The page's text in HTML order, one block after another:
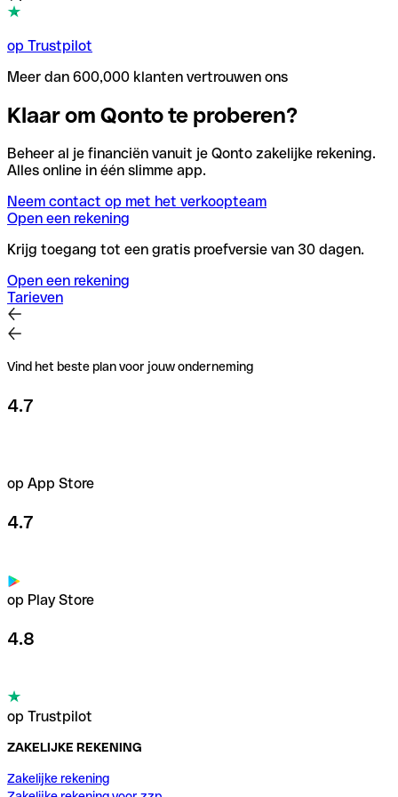
op Trustpilot
Meer dan 600,000 klanten vertrouwen ons
Klaar om Qonto te proberen?
Beheer al je financiën vanuit je Qonto zakelijke rekening.
Alles online in één slimme app.
Neem contact op met het verkoopteam
Open een rekening
Krijg toegang tot een gratis proefversie van 30 dagen.
Open een rekening
Tarieven
Vind het beste plan voor jouw onderneming
4.7
op App Store
4.7
op Play Store
4.8
op Trustpilot
ZAKELIJKE REKENING
Zakelijke rekening